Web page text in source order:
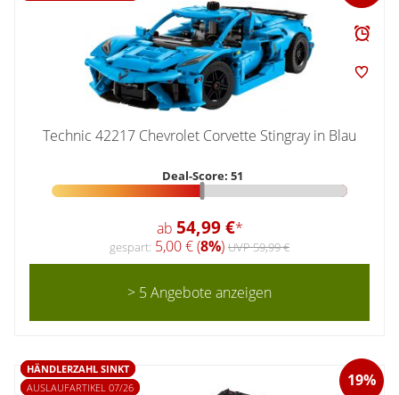
Technic 42217 Chevrolet Corvette Stingray in Blau
Deal-Score: 51
ab 54,99 €*
gespart: 5,00 € (8%) UVP 59,99 €
> 5 Angebote anzeigen
19%
HÄNDLERZAHL SINKT
AUSLAUFARTIKEL 07/26